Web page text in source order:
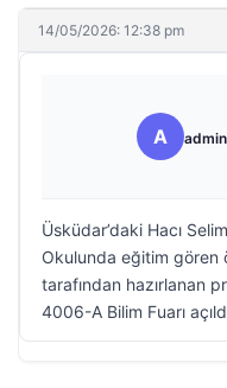
14/05/2026: 12:38 pm
A admin
Üsküdar’daki Hacı
Okulunda eğitim gören
tarafından hazırlanan
4006-A Bilim Fuarı